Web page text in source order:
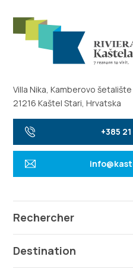
Villa Nika, Kamberovo
21216 Kaštel Stari, Hrvatska
+385
Rechercher
Destination